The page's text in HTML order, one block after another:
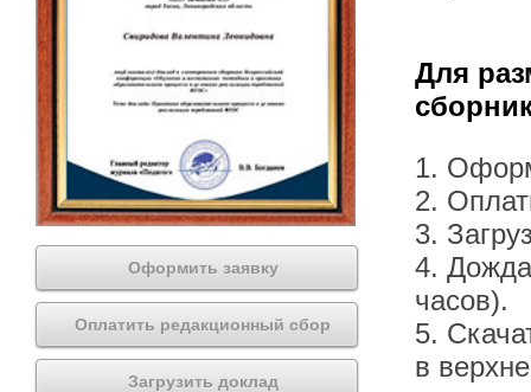
Оформить заявку
Оплатить редакционный сбор
Загрузить доклад
Для
1.
2.
3.
4.
часов).
5.
в